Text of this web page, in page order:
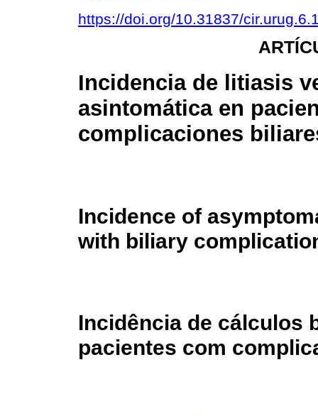
https://doi.org/10.31837/
Incidencia de litiasis
asintomática en
complicaciones
Incidence of
with biliary
Incidência de cálculos
pacientes com